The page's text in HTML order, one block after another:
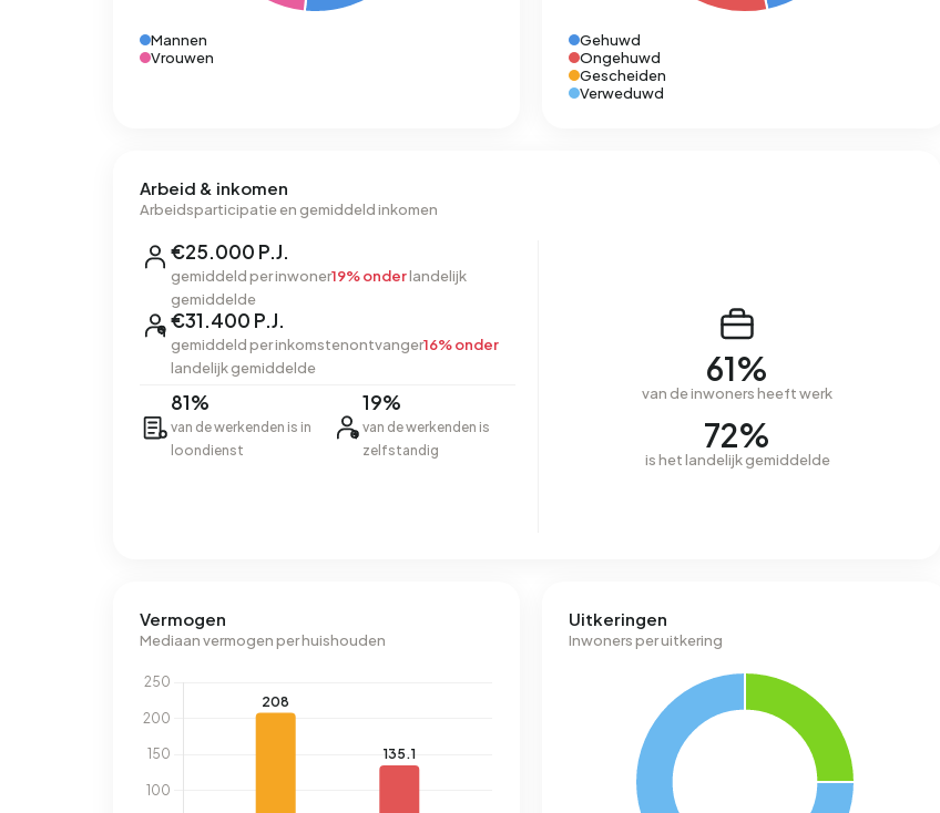
Mannen
Vrouwen
Gehuwd
Ongehuwd
Gescheiden
Verweduwd
Arbeid & inkomen
Arbeidsparticipatie en gemiddeld inkomen
€25.000 P.J.
gemiddeld per inwoner19% onderlandelijk
gemiddelde
€31.400 P.J.
gemiddeld per inkomstenontvanger16% onder
landelijk gemiddelde
81%
van de werkenden is in
loondienst
19%
van de werkenden is
zelfstandig
61%
van de inwoners heeft werk
72%
is het landelijk gemiddelde
Vermogen
Mediaan vermogen per huishouden
Uitkeringen
Inwoners per uitkering